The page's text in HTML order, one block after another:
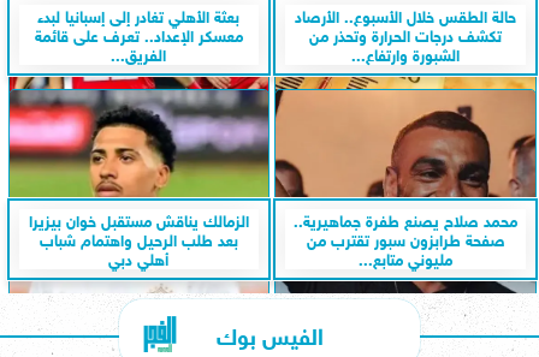
حالة الطقس خلال الأسبوع.. الأرصاد
تكشف درجات الحرارة وتحذر من
الشبورة وارتفاع...
بعثة الأهلي تغادر إلى إسبانيا لبدء
معسكر الإعداد.. تعرف على قائمة
الفريق...
محمد صلاح يصنع طفرة جماهيرية..
صفحة طرابزون سبور تقترب من
مليوني متابع...
الزمالك يناقش مستقبل خوان بيزيرا
بعد طلب الرحيل واهتمام شباب
أهلي دبي
الفيس بوك